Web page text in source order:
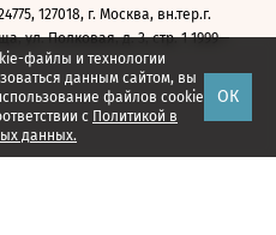
файлы и технологии
данным сайтом, вы
файлов cookie
с Политикой в
данных.
ОК
127018, г. Москва, вн.тер.г.
ул. Полковая, д. 3, стр. 1 1999—